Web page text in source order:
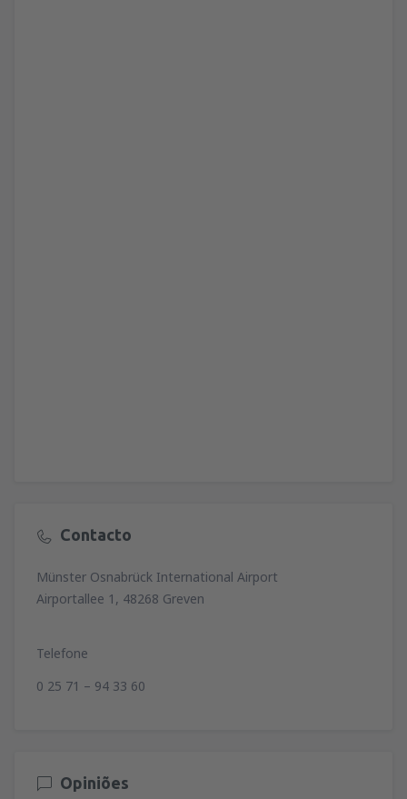
Contacto
Münster Osnabrück International Airport
Airportallee 1, 48268 Greven
Telefone
0 25 71 – 94 33 60
Opiniões